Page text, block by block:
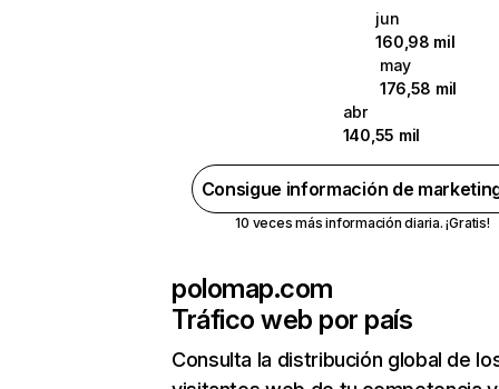
jun
160,98 mil
may
176,58 mil
abr
140,55 mil
Consigue información de
10 veces más información diaria. ¡Gratis!
polomap.com
Tráfico web por país
Consulta la distribución global de